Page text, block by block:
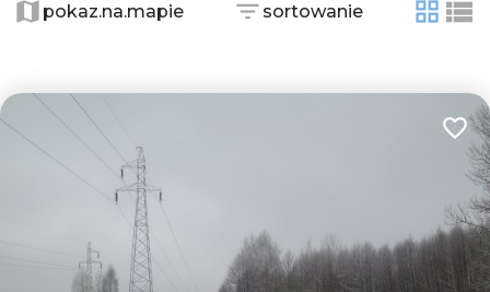
pokaz.na.mapie sortowanie
tabela